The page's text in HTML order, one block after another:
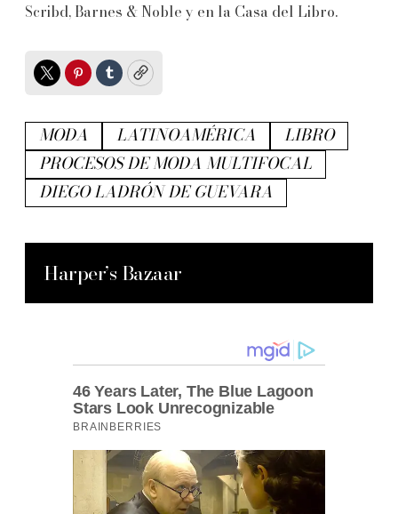
Scribd, Barnes & Noble y en la Casa del Libro.
TwitterPinterest
TumblrCopy
MODA LATINOAMÉRICA
LIBRO
PROCESOS DE MODA MULTIFOCAL
DIEGO LADRÓN DE GUEVARA
Harper’s Bazaar